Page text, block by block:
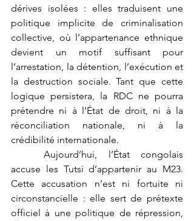
dérives isolées : elles traduisent une
politique implicite de criminalisation
collective, où l’appartenance ethnique
devient un motif suffisant pour
l’arrestation, la détention, l’exécution et
la destruction sociale. Tant que cette
logique persistera, la RDC ne pourra
prétendre ni à l’État de droit, ni à la
réconciliation nationale, ni à la
crédibilité internationale.
	Aujourd’hui, l’État congolais
accuse les Tutsi d’appartenir au M23.
Cette accusation n’est ni fortuite ni
circonstancielle : elle sert de prétexte
officiel à une politique de répression,